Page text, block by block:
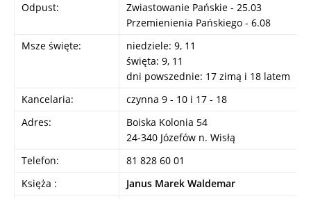
Odpust:
Zwiastowanie Pańskie - 25.03
Przemienienia Pańskiego - 6.08
Msze święte:
niedziele: 9, 11
święta: 9, 11
dni powszednie: 17 zimą i 18 latem
Kancelaria:
czynna 9 - 10 i 17 - 18
Adres:
Boiska Kolonia 54
24-340 Józefów n. Wisłą
Telefon:
81 828 60 01
Księża :
Janus Marek Waldemar